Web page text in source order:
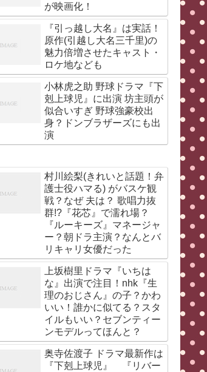
が映画化！
『引っ越し大名』は実話！
原作(引越し大名三千里)の
魅力倍増させたキャスト・
ロケ地なども
小林虎之助 野球ドラマ『下
剋上球児』に出演 坊主頭が
似合いすぎ 野球強豪校出
身？ドンブラザーズにも出
演
村川絵梨(きれいと話題！弁
護士役ハマる) がバスケ観
戦？なぜ 夫は？ 歌唱力抜
群!?『花芯』で濡れ場？
『ルーキーズ』マネージャ
ー？朝ドラ主演？なんとバ
リキャリ女優だった
上坂樹里ドラマ『いちは
な』出演で注目！nhk『生
理のおじさん』の子？かわ
いい！誰かに似てる？スタ
イルもいい？セブンティー
ンモデルってほんと？
奥寺佐渡子 ドラマ最新作は
『下剋上球児』 『リバー